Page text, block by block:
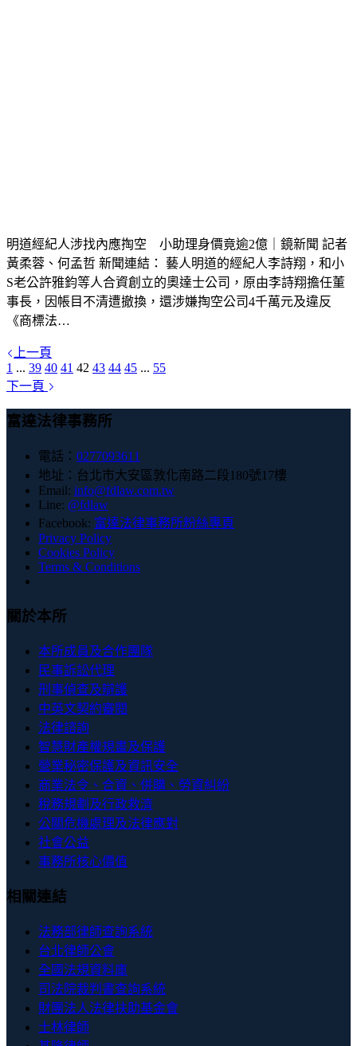
明道經紀人涉找內應掏空 小助理身價竟逾2億｜鏡新聞 記者
黃柔蓉、何孟哲 新聞連結： 藝人明道的經紀人李詩翔，和小
S老公許雅鈞等人合資創立的奧達士公司，原由李詩翔擔任董
事長，因帳目不清遭撤換，還涉嫌掏空公司4千萬元及違反
《商標法…
上一頁
1 ... 39 40 41 42 43 44 45 ... 55
下一頁
富達法律事務所
電話： 0277093611
地址：台北市大安區敦化南路二段180號17樓
Email: info@fdlaw.com.tw
Line: @fdlaw
Facebook: 富達法律事務所粉絲專頁
Privacy Policy
Cookies Policy
Terms & Conditions
關於本所
本所成員及合作團隊
民事訴訟代理
刑事偵查及辯護
中英文契約審閱
法律諮詢
智慧財產權規畫及保護
營業秘密保護及資訊安全
商業法令、合資、併購、勞資糾紛
稅務規劃及行政救濟
公關危機處理及法律應對
社會公益
事務所核心價值
相關連結
法務部律師查詢系統
台北律師公會
全國法規資料庫
司法院裁判書查詢系統
財團法人法律扶助基金會
士林律師